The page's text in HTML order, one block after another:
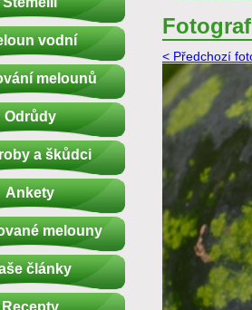
vodní
melounů
Odrůdy
a škůdci
Ankety
melouny
články
Recepty
< Předchozí